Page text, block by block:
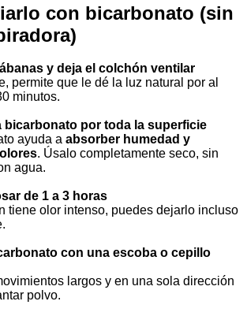
con bicarbonato (sin
y deja el colchón ventilar
permite que le dé la luz natural por al
minutos.
bicarbonato por toda la superficie
ayuda a absorber humedad y
. Úsalo completamente seco, sin
agua.
de 1 a 3 horas
tiene olor intenso, puedes dejarlo incluso
con una escoba o cepillo
largos y en una sola dirección
polvo.